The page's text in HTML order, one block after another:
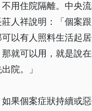
用住院隔離。中央
人祥說明：「個案
以有人照料生活起
就可以用，就是說
院。」
果個案症狀持續或